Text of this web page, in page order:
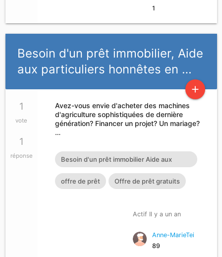
1
Besoin d'un prêt immobilier, Aide
aux particuliers honnêtes en …
add
1
vote
1
réponse
Avez-vous envie d'acheter des machines
d'agriculture sophistiquées de dernière
génération? Financer un projet? Un mariage?
…
Besoin d'un prêt immobilier Aide aux
particuliers honnêtes en difficultés Crédit
entre particuliers honnêtes Prêt
et La Belgique Prêt personnel sans passer
offre de prêt Offre de prêt gratuits
Actif Il y a un an
Anne-MarieTei
89